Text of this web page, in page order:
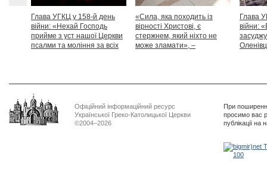
Глава УГКЦ у 158-й день
війни: «Нехай Господь
прийме з уст нашої Церкви
псалми та моління за всіх
«Сила, яка походить із
вірності Христові, є
стержнем, який ніхто не
може зламати», –
Глава
війни:
Офіційний інформаційний ресурс
Української Греко-Католицької Церкви
©2004–2026
При
просимо вас
публікації на